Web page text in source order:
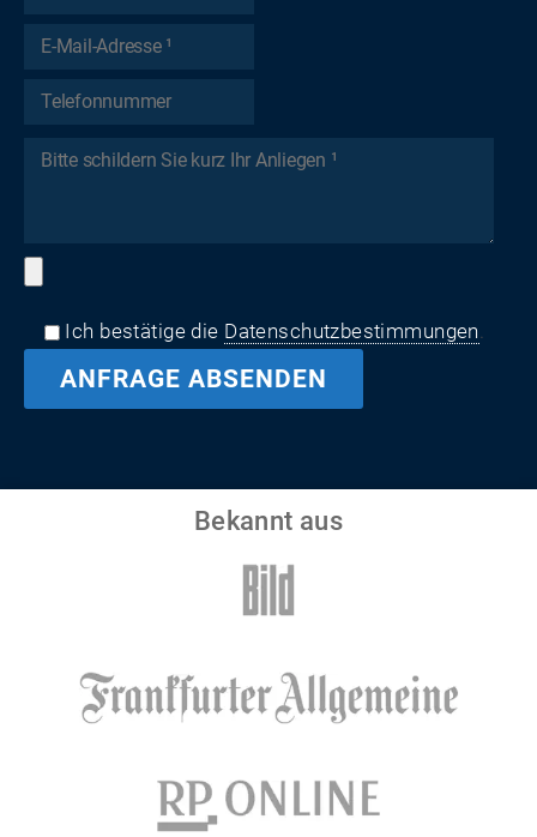
Ich bestätige die Datenschutzbestimmungen
Bekannt aus